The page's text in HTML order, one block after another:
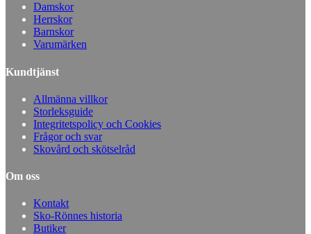
Damskor
Herrskor
Barnskor
Varumärken
Kundtjänst
Allmänna villkor
Storleksguide
Integritetspolicy och Cookies
Frågor och svar
Skovård och skötselråd
Om oss
Kontakt
Sko-Rönnes historia
Butiker